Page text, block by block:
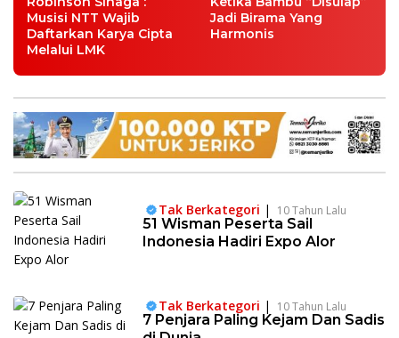
Musisi NTT Wajib
Daftarkan Karya Cipta
Melalui LMK
Jadi Birama Yang
Harmonis
Tak Berkategori | 10 Tahun Lalu
51 Wisman Peserta Sail
Indonesia Hadiri Expo Alor
Tak Berkategori | 10 Tahun Lalu
7 Penjara Paling Kejam Dan Sadis